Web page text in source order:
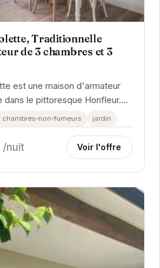
Traditionnelle
de 3 chambres et 3
est une maison d'armateur
dans le pittoresque Honfleur.
chambres confortables et
chambres-non-fumeurs jardin
/nuit Voir l'offre